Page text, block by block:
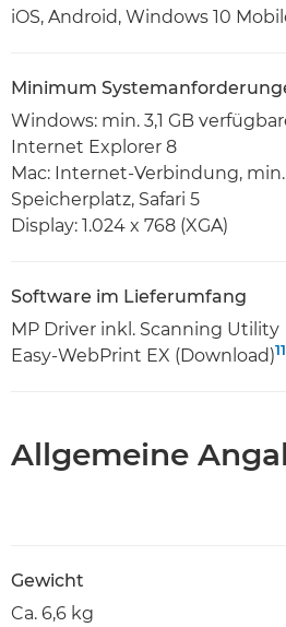
iOS, Android, Windows 10
Minimum
Windows: min. 3,1 GB
Internet Explorer 8
Mac: Internet-Verbindung, min.
Speicherplatz, Safari 5
Display: 1.024 x 768 (XGA)
Software im Lieferumfang
MP Driver inkl. Scanning Utility
Easy-WebPrint EX (Download)11
Allgemeine
Gewicht
Ca. 6,6 kg